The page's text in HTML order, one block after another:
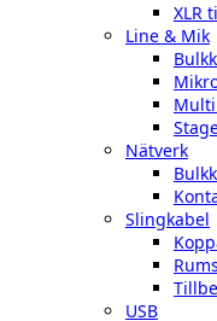
XLR
Line & Mik
Nätverk
Slingkabel
USB